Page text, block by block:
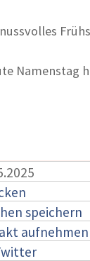
Namenstag
speichern
aufnehmen